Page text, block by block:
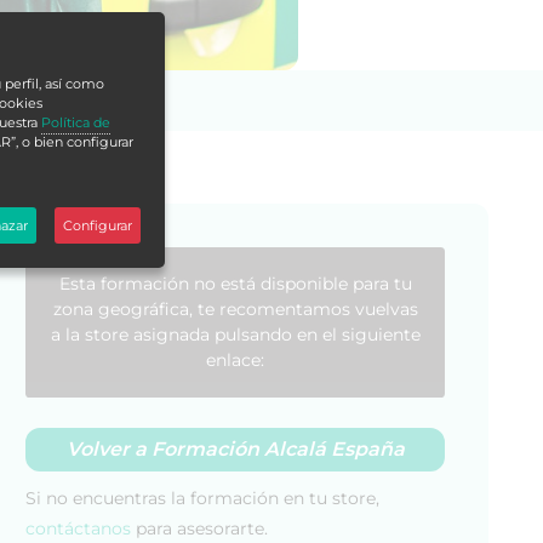
Esta formación no está disponible para tu
zona geográfica, te recomentamos vuelvas
a la store asignada pulsando en el siguiente
enlace:
Volver a Formación Alcalá España
Si no encuentras la formación en tu store,
contáctanos para asesorarte.
perfil, así como
Política de
o bien configurar
Configurar